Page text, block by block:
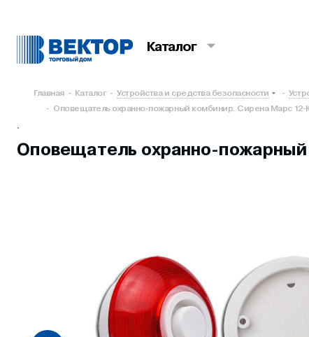
Каталог
Главная - Каталог - Устройства и средства безопасности -
- Оповещатель охранно-пожарный комбинир. Сирена Марс 12-
`
Оповещатель охранно-